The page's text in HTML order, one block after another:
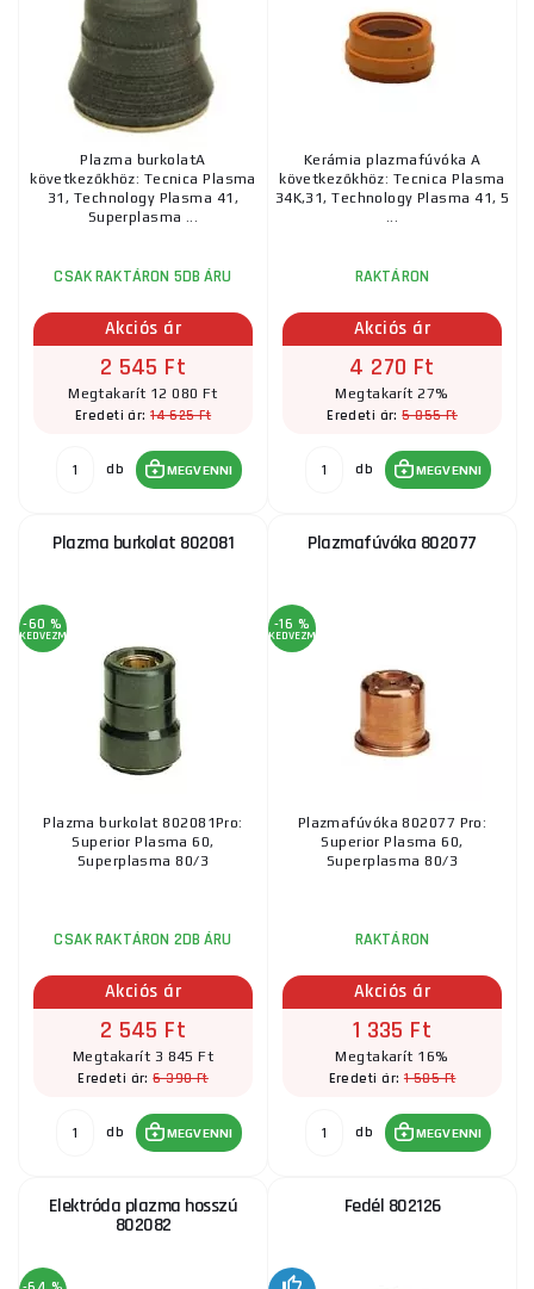
Plazma burkolatA
következőkhöz: Tecnica Plasma
31, Technology Plasma 41,
Superplasma ...
CSAK RAKTÁRON 5DB ÁRU
Akciós ár
2 545 Ft
Megtakarít 12 080 Ft
Eredeti ár:14 625 Ft
db MEGVENNI
Kerámia plazmafúvóka A
következőkhöz: Tecnica Plasma
34K,31, Technology Plasma 41, 5
...
RAKTÁRON
Akciós ár
4 270 Ft
Megtakarít 27%
Eredeti ár:5 855 Ft
db MEGVENNI
Plazma burkolat 802081
-60 %
KEDVEZMÉNY
Plazma burkolat 802081Pro:
Superior Plasma 60,
Superplasma 80/3
CSAK RAKTÁRON 2DB ÁRU
Akciós ár
2 545 Ft
Megtakarít 3 845 Ft
Eredeti ár:6 390 Ft
db MEGVENNI
Plazmafúvóka 802077
-16 %
KEDVEZMÉNY
Plazmafúvóka 802077 Pro:
Superior Plasma 60,
Superplasma 80/3
RAKTÁRON
Akciós ár
1 335 Ft
Megtakarít 16%
Eredeti ár:1 585 Ft
db MEGVENNI
Elektróda plazma hosszú
802082
Fedél 802126